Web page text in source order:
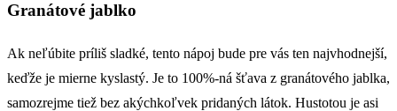
Granátové jablko
Ak neľúbite príliš sladké, tento nápoj bude pre vás ten najvhodnejší,
keďže je mierne kyslastý. Je to 100%-ná šťava z granátového jablka,
samozrejme tiež bez akýchkoľvek pridaných látok. Hustotou je asi